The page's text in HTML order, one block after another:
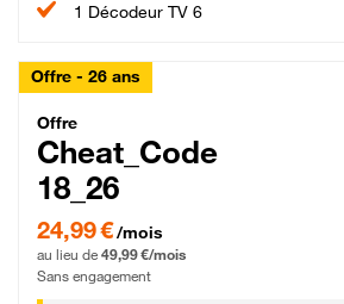
1 Décodeur TV 6
Offre - 26 ans
Cheat_Code
Offre
Cheat_Code
18_26
24,99 € par mois pendant 0 mois puis 49,99 €
24,99 €/mois
au lieu de 49,99 €/mois
Sans engagement